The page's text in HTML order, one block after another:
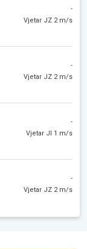
-
Vjetar JZ 2 m/s
-
Vjetar JZ 2 m/s
-
Vjetar JI 1 m/s
-
Vjetar JZ 2 m/s